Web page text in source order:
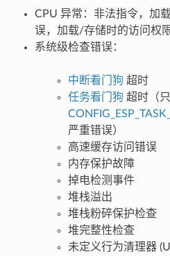
CPU 异常：非法指令，加
误，加载/存储时的访问权
系统级检查错误：
中断看门狗 超时
任务看门狗 超时（
严重错误）
高速缓存访问错误
内存保护故障
掉电检测事件
堆栈溢出
堆栈粉碎保护检查
堆完整性检查
未定义行为清理器